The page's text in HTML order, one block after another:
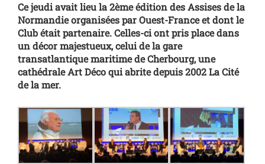
Ce jeudi avait lieu la 2ème édition des Assises de la
Normandie organisées par Ouest-France et dont le
Club était partenaire. Celles-ci ont pris place dans
un décor majestueux, celui de la gare
transatlantique maritime de Cherbourg, une
cathédrale Art Déco qui abrite depuis 2002 La Cité
de la mer.